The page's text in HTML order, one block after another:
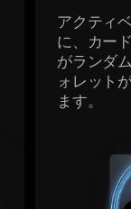
アクティ
に、カー
がランダ
ォレット
ます。